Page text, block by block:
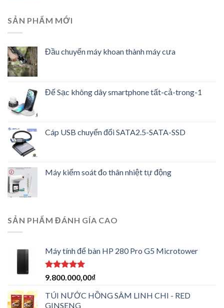
SẢN PHẨM MỚI
Đầu chuyển máy khoan thành máy cưa
Đế Sạc không dây smartphone tất-cả-trong-1
Cáp USB chuyển đổi SATA2.5-SATA-SSD
Máy kiểm soát đo thân nhiệt tự động
SẢN PHẨM ĐÁNH GÍA CAO
Máy tính để bàn HP 280 Pro G5 Microtower
Được xếp
5 sao
9.800.000,00₫
TÚI NƯỚC HỒNG SÂM LINH CHI - RED
GINSENG